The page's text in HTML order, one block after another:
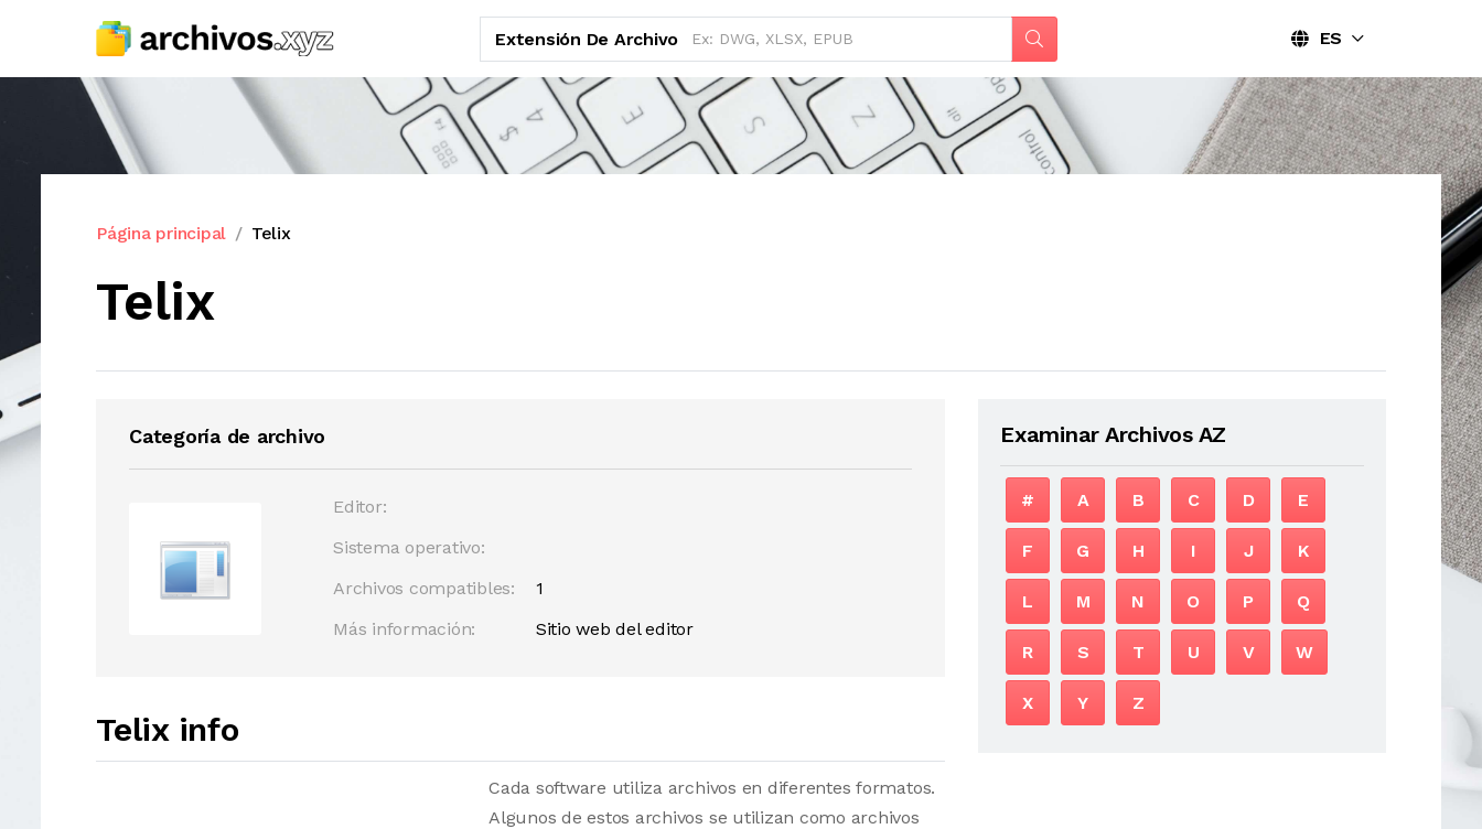
Extensión De Archivo ES
Página principal Telix
Telix
Categoría de archivo
Editor:
Sistema operativo:
Archivos compatibles:
1
Más información:
Sitio web del editor
Telix info
Cada software utiliza archivos en diferentes formatos.
Algunos de estos archivos se utilizan como archivos
Examinar Archivos AZ
# A B C D E
F G H I J K
L M N O P Q
R S T U V W
X Y Z